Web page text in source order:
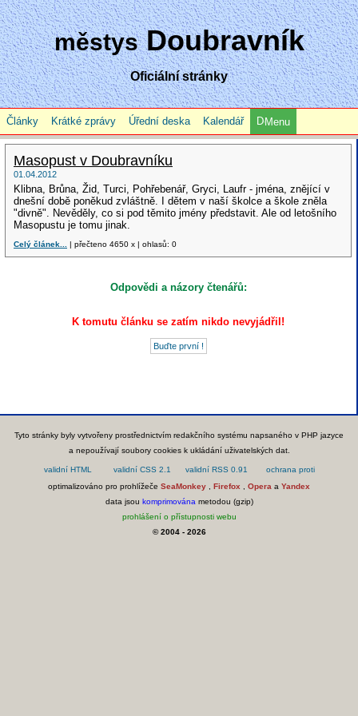
městysDoubravník
Oficiální stránky
Články Krátké zprávy Úřední deska Kalendář Menu
Masopust v Doubravníku
01.04.2012
Klibna, Brůna, Žid, Turci, Pohřebenář, Gryci, Laufr - jména, znějící v
dnešní době poněkud zvláštně. I dětem v naší školce a škole zněla
"divně". Nevěděly, co si pod těmito jmény představit. Ale od letošního
Masopustu je tomu jinak.
Celý článek... | přečteno 4650 x | ohlasů: 0
Odpovědi a názory čtenářů:
K tomutu článku se zatím nikdo nevyjádřil!
Tyto stránky byly vytvořeny prostřednictvím redakčního systému napsaného v PHP jazyce
a nepoužívají soubory cookies k ukládání uživatelských dat.
optimalizováno pro prohlížeče SeaMonkey Firefox Opera a Yandex
data jsou komprimována metodou (gzip)
prohlášení o přístupnosti webu
© 2004 - 2026